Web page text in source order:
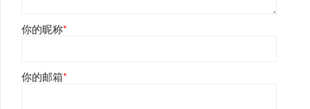
你的昵称*
你的邮箱*